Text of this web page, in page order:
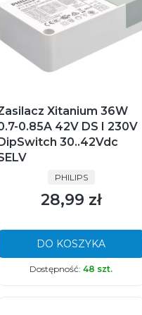
Xitanium 36W
0.85A 42V DS I 230V
30..42Vdc
PRODUCENT
PHILIPS
Cena
28,99 zł
DO KOSZYKA
Dostępność:48 szt.